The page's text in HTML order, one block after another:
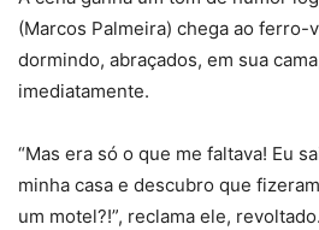
(Marcos Palmeira) chega ao ferro-
dormindo, abraçados, em sua
imediatamente.
“Mas era só o que me faltava! Eu
minha casa e descubro que
um motel?!”, reclama ele, revoltado.